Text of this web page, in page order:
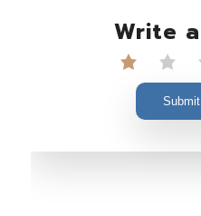
Write